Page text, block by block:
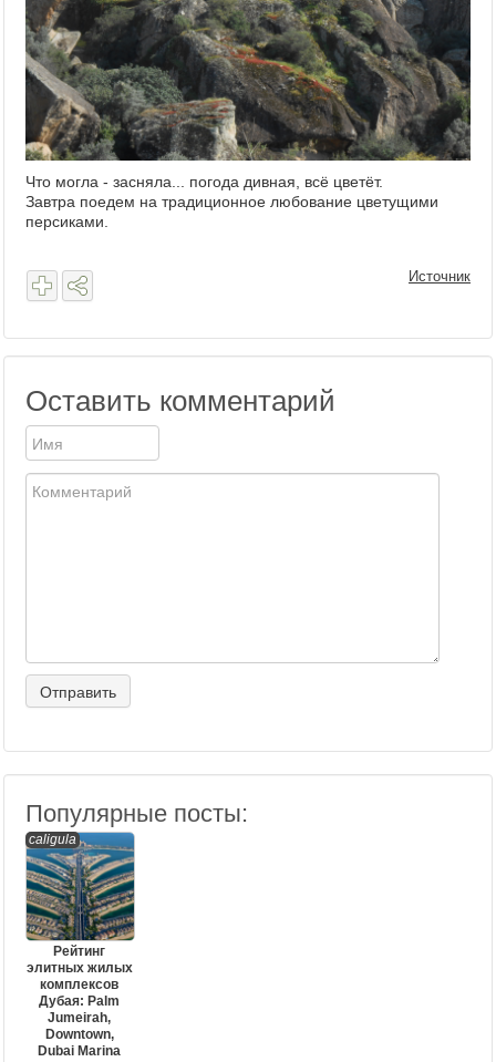
Что могла - засняла... погода дивная, всё цветёт.
Завтра поедем на традиционное любование цветущими
персиками.
Источник
Оставить комментарий
Популярные посты:
caligula
Рейтинг
элитных жилых
комплексов
Дубая: Palm
Jumeirah,
Downtown,
Dubai Marina